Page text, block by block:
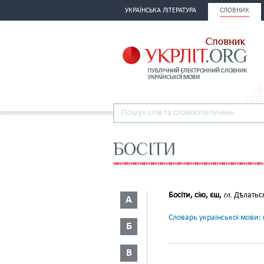
УКРАЇНСЬКА ЛІТЕРАТУРА СЛОВНИК
БОСІТИ
А
Б
В
Босіти, сію, єш, гл.
Словарь української